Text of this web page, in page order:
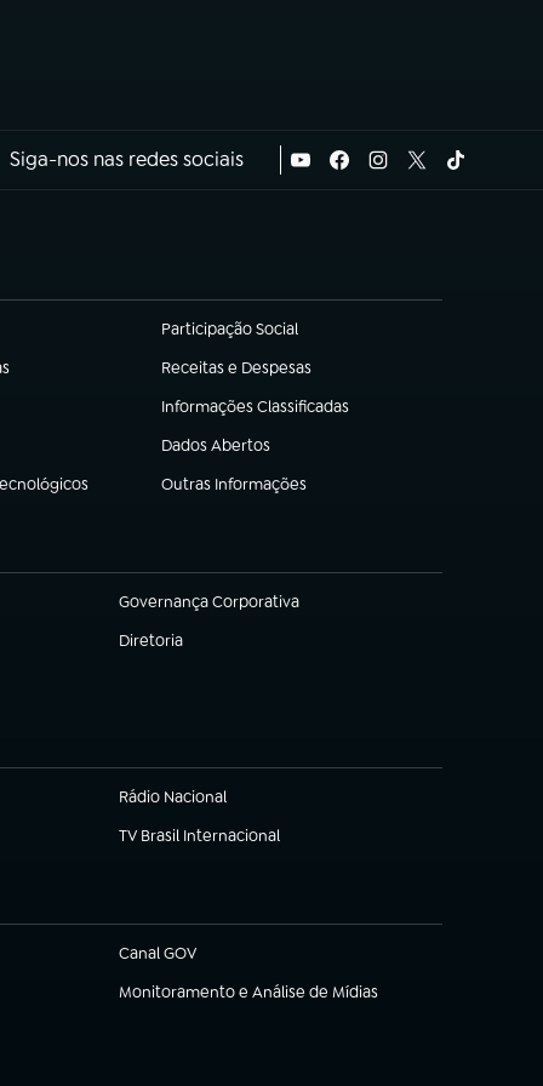
Siga-nos nas redes sociais
Participação Social
(abre em nova aba)
Receitas e Despesas
(abre em nova aba)
Informações Classificadas
(abre em nova aba)
Dados Abertos
(abre em nova aba)
Outras Informações
(abre em nova aba)
Governança Corporativa
(abre em nova aba)
Diretoria
(abre em nova aba)
Rádio Nacional
(abre em nova aba)
TV Brasil Internacional
(abre em nova aba)
Canal GOV
(abre em nova aba)
Monitoramento e Análise de Mídias
(abre em nova aba)